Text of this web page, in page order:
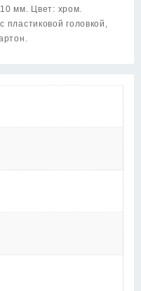
мм. Цвет: хром.
головкой,